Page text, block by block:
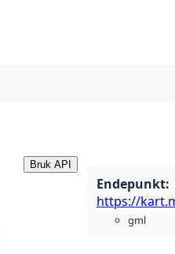
Bruk API
Endepunkt:
gml